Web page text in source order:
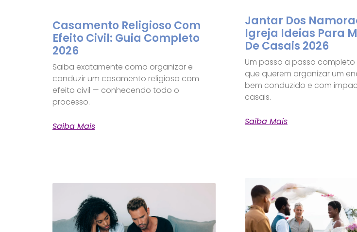
Casamento Religioso Com
Efeito Civil: Guia Completo
2026
Saiba exatamente como organizar e
conduzir um casamento religioso com
efeito civil — conhecendo todo o
processo.
Saiba Mais
Jantar Dos
Igreja Ideias Para
De Casais 2026
Um passo a passo
que querem organizar um
bem conduzido e com
casais.
Saiba Mais